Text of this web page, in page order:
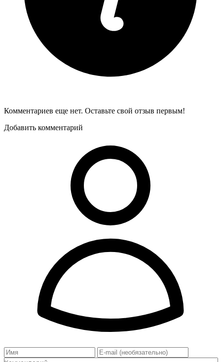
Комментариев еще нет. Оставьте свой отзыв первым!
Добавить комментарий